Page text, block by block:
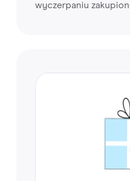
wyczerpaniu